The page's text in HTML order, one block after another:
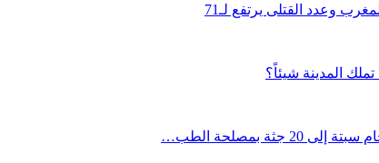
المدينة شيئاً؟
بمصلحة الطب…